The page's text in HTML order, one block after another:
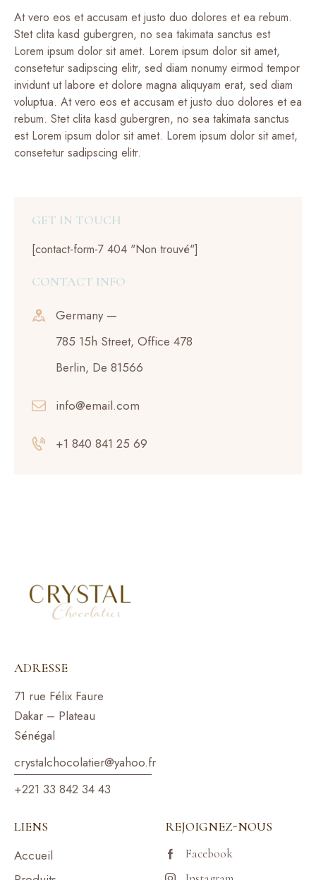
At vero eos et accusam et justo duo dolores et ea rebum.
Stet clita kasd gubergren, no sea takimata sanctus est
Lorem ipsum dolor sit amet. Lorem ipsum dolor sit amet,
consetetur sadipscing elitr, sed diam nonumy eirmod tempor
invidunt ut labore et dolore magna aliquyam erat, sed diam
voluptua. At vero eos et accusam et justo duo dolores et ea
rebum. Stet clita kasd gubergren, no sea takimata sanctus
est Lorem ipsum dolor sit amet. Lorem ipsum dolor sit amet,
consetetur sadipscing elitr.
GET IN TOUCH
[contact-form-7 404 "Non trouvé"]
CONTACT INFO
Germany —
785 15h Street, Office 478
Berlin, De 81566
info@email.com
+1 840 841 25 69
ADRESSE
71 rue Félix Faure
Dakar – Plateau
Sénégal
crystalchocolatier@yahoo.fr
+221 33 842 34 43
LIENS
Accueil
REJOIGNEZ-NOUS
Facebook